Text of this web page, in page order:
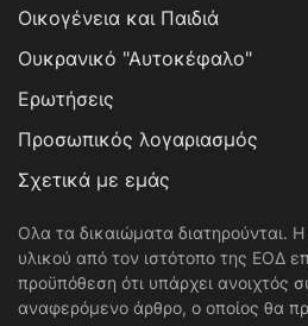
Οικογένεια και Παιδιά
Ουκρανικό "Αυτοκέφαλο"
Ερωτήσεις
Προσωπικός λογαριασμός
Σχετικά με εμάς
Ολα τα δικαιώματα διατηρούνται.
υλικού από τον ιστότοπο της ΕΟΔ
προϋπόθεση ότι υπάρχει ανοιχτός
αναφερόμενο άρθρο, ο οποίος θα